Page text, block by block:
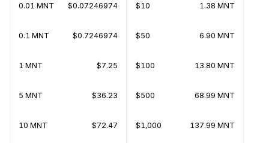
0.01 MNT $0.07246974
0.1 MNT $0.7246974
1 MNT $7.25
5 MNT $36.23
10 MNT $72.47
$10 1.38 MNT
$50 6.90 MNT
$100 13.80 MNT
$500 68.99 MNT
$1,000 137.99 MNT